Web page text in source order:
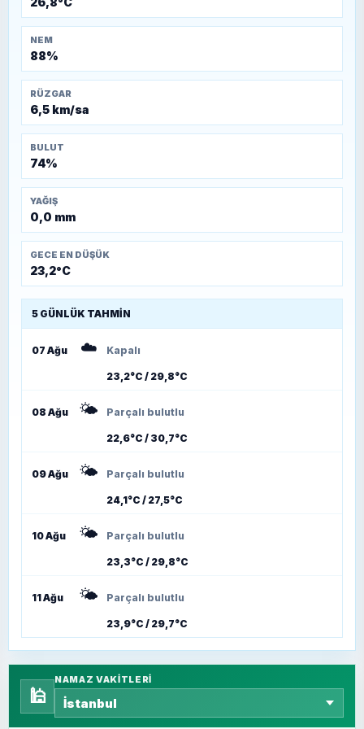
NEM
88%
RÜZGAR
6,5 km/sa
BULUT
74%
YAĞIŞ
0,0 mm
GECE EN DÜŞÜK
23,2°C
5 GÜNLÜK TAHMIN
07 Ağu ☁️ Kapalı
23,2°C / 29,8°C
08 Ağu 🌤️ Parçalı bulutlu
22,6°C / 30,7°C
09 Ağu 🌤️ Parçalı bulutlu
24,1°C / 27,5°C
10 Ağu 🌤️ Parçalı bulutlu
23,3°C / 29,8°C
11 Ağu 🌤️ Parçalı bulutlu
23,9°C / 29,7°C
🕌
NAMAZ VAKITLERI